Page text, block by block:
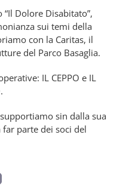
Dolore Disabitato”,
sui temi della
con la Caritas, il
del Parco Basaglia.
IL CEPPO e IL
supportiamo sin dalla sua
parte dei soci del